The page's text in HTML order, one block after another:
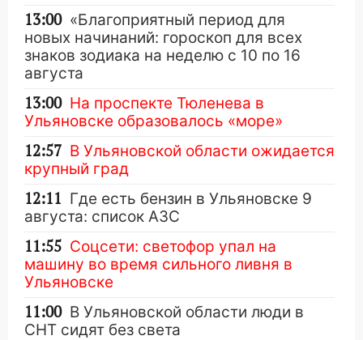
13:00 «Благоприятный период для
новых начинаний: гороскоп для всех
знаков зодиака на неделю с 10 по 16
августа
13:00 На проспекте Тюленева в
Ульяновске образовалось «море»
12:57 В Ульяновской области ожидается
крупный град
12:11 Где есть бензин в Ульяновске 9
августа: список АЗС
11:55 Соцсети: светофор упал на
машину во время сильного ливня в
Ульяновске
11:00 В Ульяновской области люди в
СНТ сидят без света